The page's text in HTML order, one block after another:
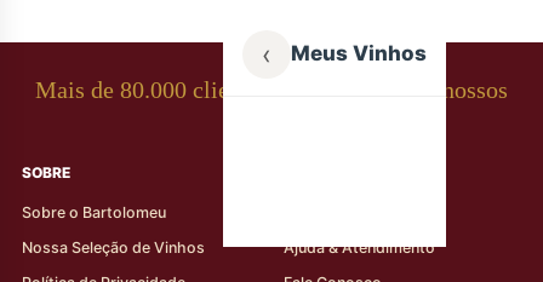
‹ Meus Vinhos
Mais de 80.000 clientes apaixonados por nossos
SOBRE
Sobre o Bartolomeu
Nossa Seleção de Vinhos
Ajuda & Atendimento